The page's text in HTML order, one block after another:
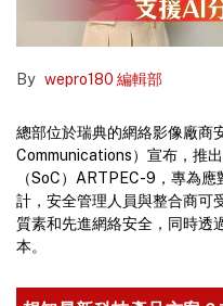
By wepro180 編輯部
總部位於瑞典的網絡影像廠商
Communications）宣布，推
（SoC）ARTPEC-9，專為
計，安全管理人員與整合商可
質素和先進網絡安全，同時透
本。